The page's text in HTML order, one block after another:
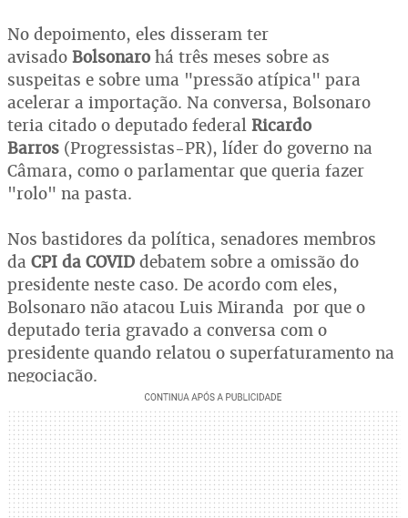
No depoimento, eles disseram ter
avisado Bolsonaro há três meses sobre as
suspeitas e sobre uma "pressão atípica" para
acelerar a importação. Na conversa, Bolsonaro
teria citado o deputado federal Ricardo
Barros (Progressistas-PR), líder do governo na
Câmara, como o parlamentar que queria fazer
"rolo" na pasta.
Nos bastidores da política, senadores membros
da CPI da COVID debatem sobre a omissão do
presidente neste caso. De acordo com eles,
Bolsonaro não atacou Luis Miranda por que o
deputado teria gravado a conversa com o
presidente quando relatou o superfaturamento na
negociação.